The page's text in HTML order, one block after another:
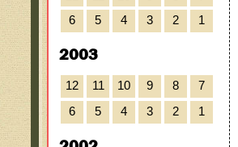
6
5 4 3 2 1
2003
12 11 10 9 8
7
6
5 4 3 2 1